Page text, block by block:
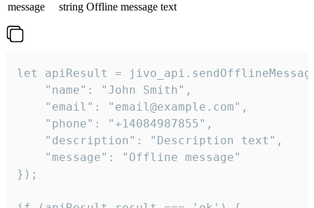
message
string Offline message text
let apiResult =
    "name": "John Smith",
    "email": "email@example.com",
    "phone": "+14084987855",
    "description": "Description text",
    "message": "Offline message"
});